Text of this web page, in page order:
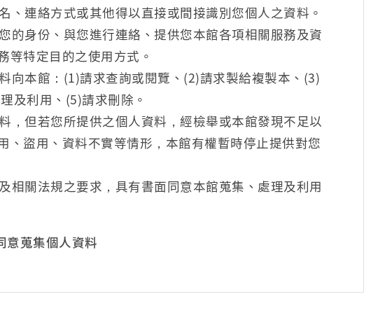
、連絡方式或其他得以直接或間接識別您個人之資料。
的身份、與您進行連絡、提供您本館各項相關服務及資
等特定目的之使用方式。
向本館：(1)請求查詢或閱覽、(2)請求製給複製本、(3)
及利用、(5)請求刪除。
，但若您所提供之個人資料，經檢舉或本館發現不足以
、盜用、資料不實等情形，本館有權暫時停止提供對您
相關法規之要求，具有書面同意本館蒐集、處理及利用
意蒐集個人資料